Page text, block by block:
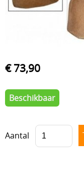
VOORAS ,
VELGEN +
ACHTERAS ,
HAND &
€ 73,90
Beschikbaar
Aantal